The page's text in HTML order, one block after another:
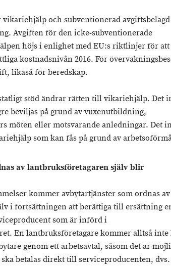
vikariehjälp och subventionerad avgiftsbelagd
Avgiften för den icke-subventionerade
höjs i enlighet med EU:s riktlinjer för att
kostnadsnivån 2016. För
likaså för beredskap.
stöd ändrar rätten till vikariehjälp. Det
beviljas på grund av vuxenutbildning,
möten eller motsvarande anledningar. Det
som kan fås på grund av
av lantbruksföretagaren själv blir
kommer avbytartjänster som ordnas av
i fortsättningen att berättiga till ersättning
som är införd i
En lantbruksföretagare kommer alltså inte
genom ett arbetsavtal, såsom det är
betalas direkt till serviceproducenten, dvs.